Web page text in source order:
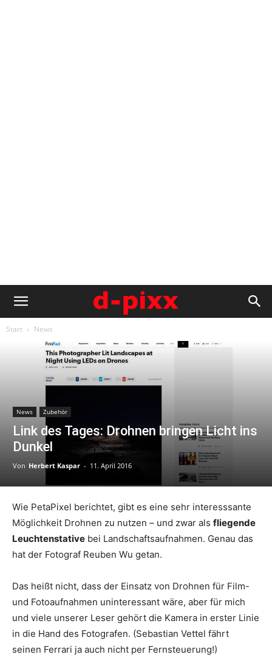
Start News
News Zubehör
Link des Tages: Drohnen bringen Licht ins
Dunkel
Von Herbert Kaspar - 11. April 2016
Wie PetaPixel berichtet, gibt es eine sehr interesssante
Möglichkeit Drohnen zu nutzen – und zwar als fliegende
Leuchtenstative bei Landschaftsaufnahmen. Genau das
hat der Fotograf Reuben Wu getan.
Das heißt nicht, dass der Einsatz von Drohnen für Film-
und Fotoaufnahmen uninteressant wäre, aber für mich
und viele unserer Leser gehört die Kamera in erster Linie
in die Hand des Fotografen. (Sebastian Vettel fährt
seinen Ferrari ja auch nicht per Fernsteuerung!)